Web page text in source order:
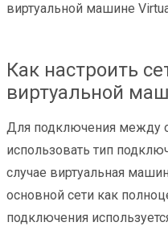
виртуальной машине
Как настроить
виртуальной
Для подключения между
использовать тип
случае виртуальная
основной сети как
подключения